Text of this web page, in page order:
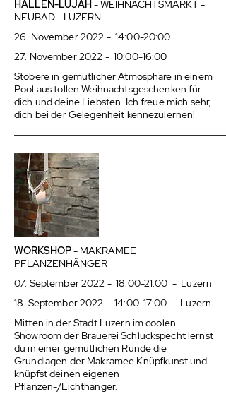
HALLEN-LUJAH - WEIHNACHTSMARKT -
NEUBAD - LUZERN
26. November 2022 - 14:00-20:00
27. November 2022 - 10:00-16:00
Stöbere in gemütlicher Atmosphäre in einem
Pool aus tollen Weihnachtsgeschenken für
dich und deine Liebsten. Ich freue mich sehr,
dich bei der Gelegenheit kennezulernen!
WORKSHOP- MAKRAMEE
PFLANZENHÄNGER
07. September 2022 - 18:00-21:00 - Luzern
18. September 2022 - 14:00-17:00 - Luzern
Mitten in der Stadt Luzern im coolen
Showroom der Brauerei Schluckspecht lernst
du in einer gemütlichen Runde die
Grundlagen der Makramee Knüpfkunst und
knüpfst deinen eigenen
Pflanzen-/Lichthänger.